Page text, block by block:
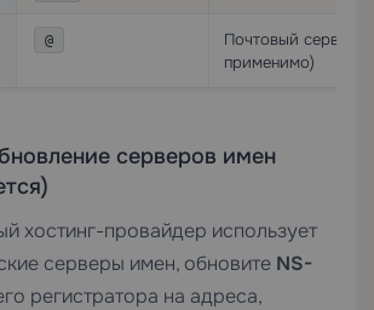
@
Почтовый сервер
применимо)
серверов имен
хостинг-провайдер использует
серверы имен, обновите NS-
регистратора на адреса,